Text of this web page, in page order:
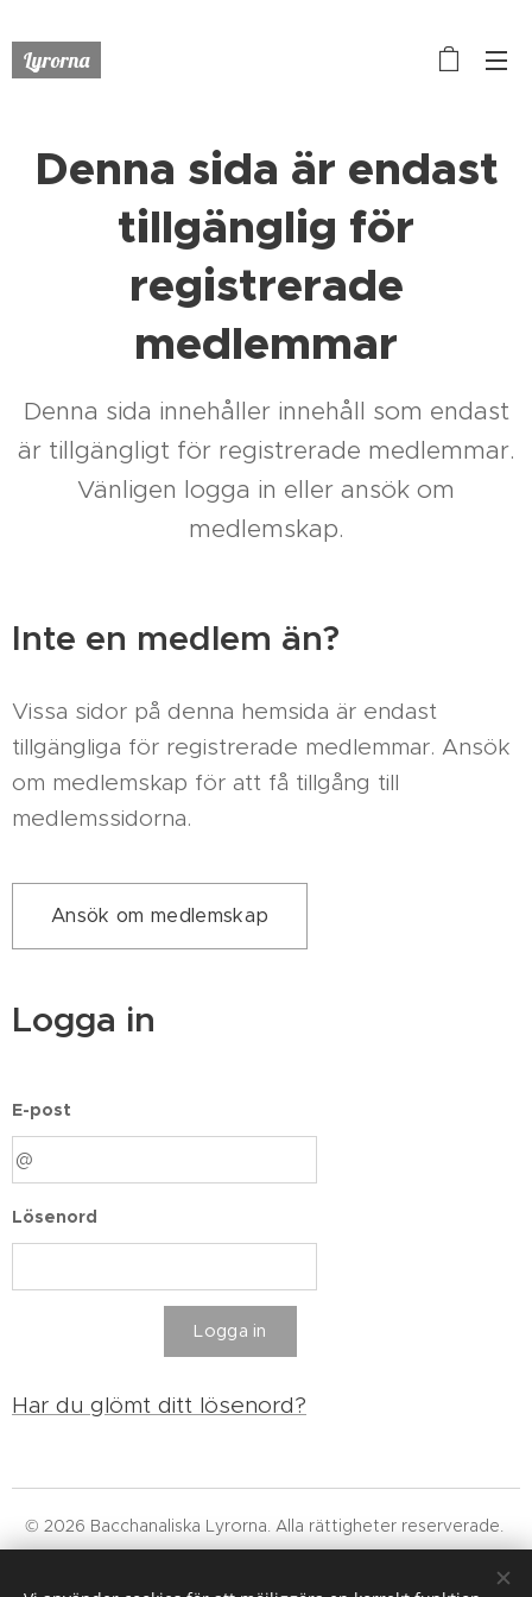
Lyrorna
Denna sida är endast
tillgänglig för
registrerade
medlemmar
Denna sida innehåller innehåll som endast
är tillgängligt för registrerade medlemmar.
Vänligen logga in eller ansök om
medlemskap.
Inte en medlem än?
Vissa sidor på denna hemsida är endast
tillgängliga för registrerade medlemmar. Ansök
om medlemskap för att få tillgång till
medlemssidorna.
Ansök om medlemskap
Logga in
E-post
Lösenord
Logga in
Har du glömt ditt lösenord?
© 2026 Bacchanaliska Lyrorna. Alla rättigheter reserverade.